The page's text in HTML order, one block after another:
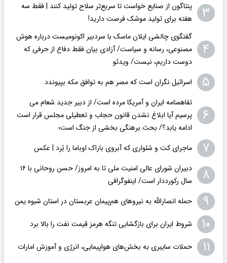
۳
پنتاگون از صنایع خواست تا سریع‌تر سلاح تولید کنند | فقط سه
هفته برای تولید موشک فرصت دارید!
۴
گفتگوی چالشی ایلان ماسک با سردبیر اکونومیست درباره هوش
مصنوعی، رسانه و سیاست/ آزادی بیان فقط دفاع از حرفی که
دوست داریم، نیست/ ویدئو
۵ اسرائیل نگران است که مصر هم به توافق مکه بپیوندد
۶
تفاهمنامه ایران و آمریکا مرده است/ از دبیر جدید شعام می
پرسیم آیا ابلاغ نشدن قانون حجاب و تعطیلی مجلس قرار است
ادامه یابد؟/ بحث برهنگی بخشی از جنگ است؛
۷ ماجرای کت و شلواری که آبروی باراک اوباما را بُرد | عکس
۸
دبیران شورای عالی امنیت ملی تا به امروز/ حسن روحانی با ۱۶
سال رکورددار است/ اینفوگرافی
۹ حمله انصارالله به نیروهای هم‌پیمان عربستان در استان شبوه یمن
۱۰ شروط ایران برای بازگشایی تنگه هرمز قیمت نفت را بالا برد
۱۱ حملات سایبری به بخش‌های هواپیمایی، انرژی و آموزش امارات